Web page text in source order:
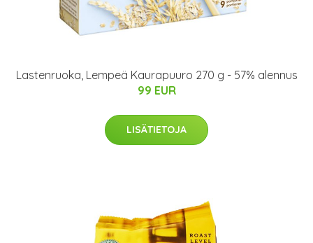
Lastenruoka, Lempeä Kaurapuuro 270 g - 57% alennus
99 EUR
LISÄTIETOJA